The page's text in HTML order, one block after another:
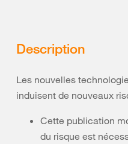
Description
Les nouvelles
induisent de nouveaux
Cette publication
du risque est